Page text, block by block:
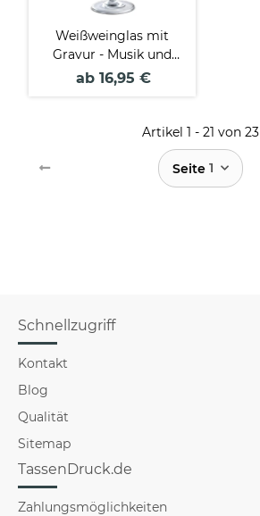
Weißweinglas mit
Gravur - Musik und
Wein - mit Name
ab 16,95 €
Artikel 1 - 21 von 23
Seite 1
Schnellzugriff
Kontakt
Blog
Qualität
Sitemap
TassenDruck.de
Zahlungsmöglichkeiten